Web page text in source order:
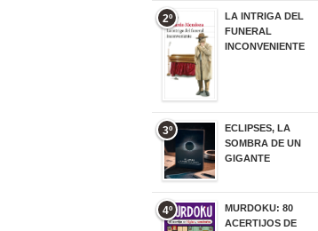
2º
LA INTRIGA DEL
FUNERAL
INCONVENIENTE
3º
ECLIPSES, LA
SOMBRA DE UN
GIGANTE
4º
MURDOKU: 80
ACERTIJOS DE